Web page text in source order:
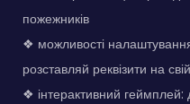
пожежників
❖ можливості
розставляй реквізити на
❖ інтерактивний